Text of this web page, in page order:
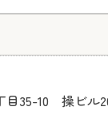
目35-10 操ビル